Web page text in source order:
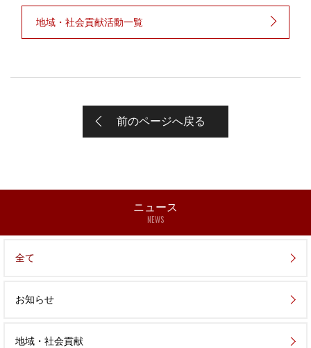
地域・社会貢献活動一覧
前のページへ戻る
ニュース
NEWS
全て
お知らせ
地域・社会貢献